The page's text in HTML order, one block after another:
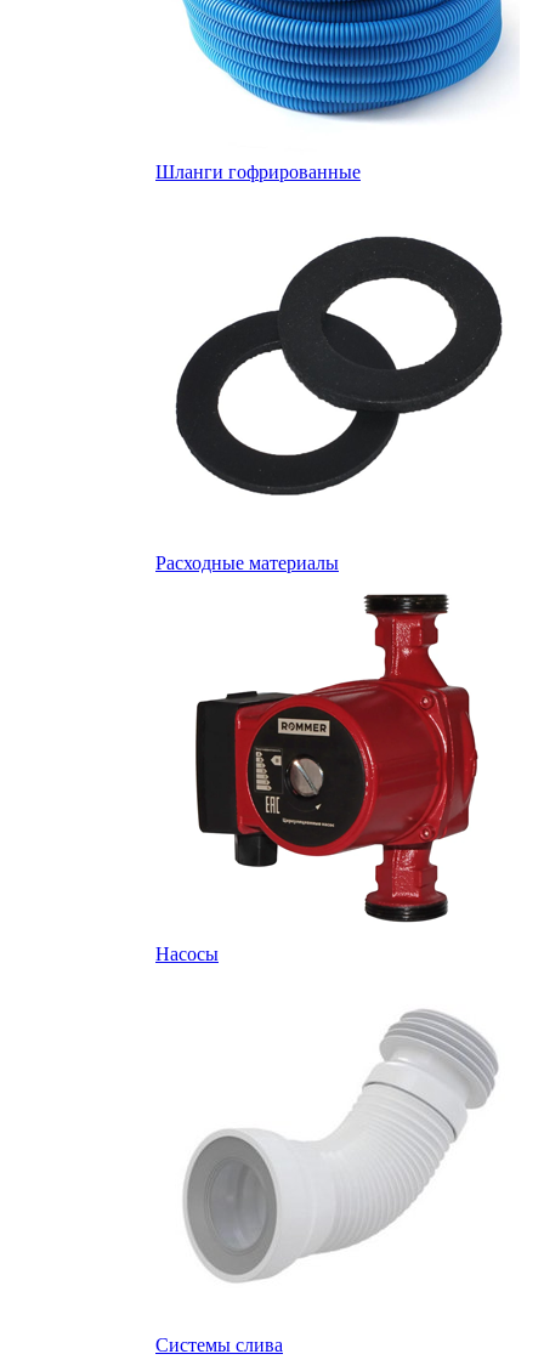
Шланги гофрированные
Расходные материалы
Насосы
Системы слива